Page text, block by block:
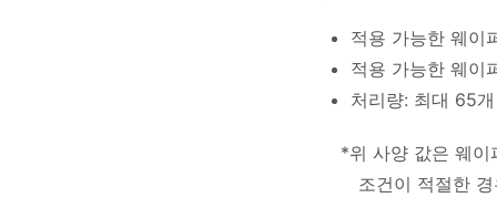
적용 가능한 웨
적용 가능한 웨이
처리량: 최대 65
*위 사양 값은 웨이
조건이 적절한